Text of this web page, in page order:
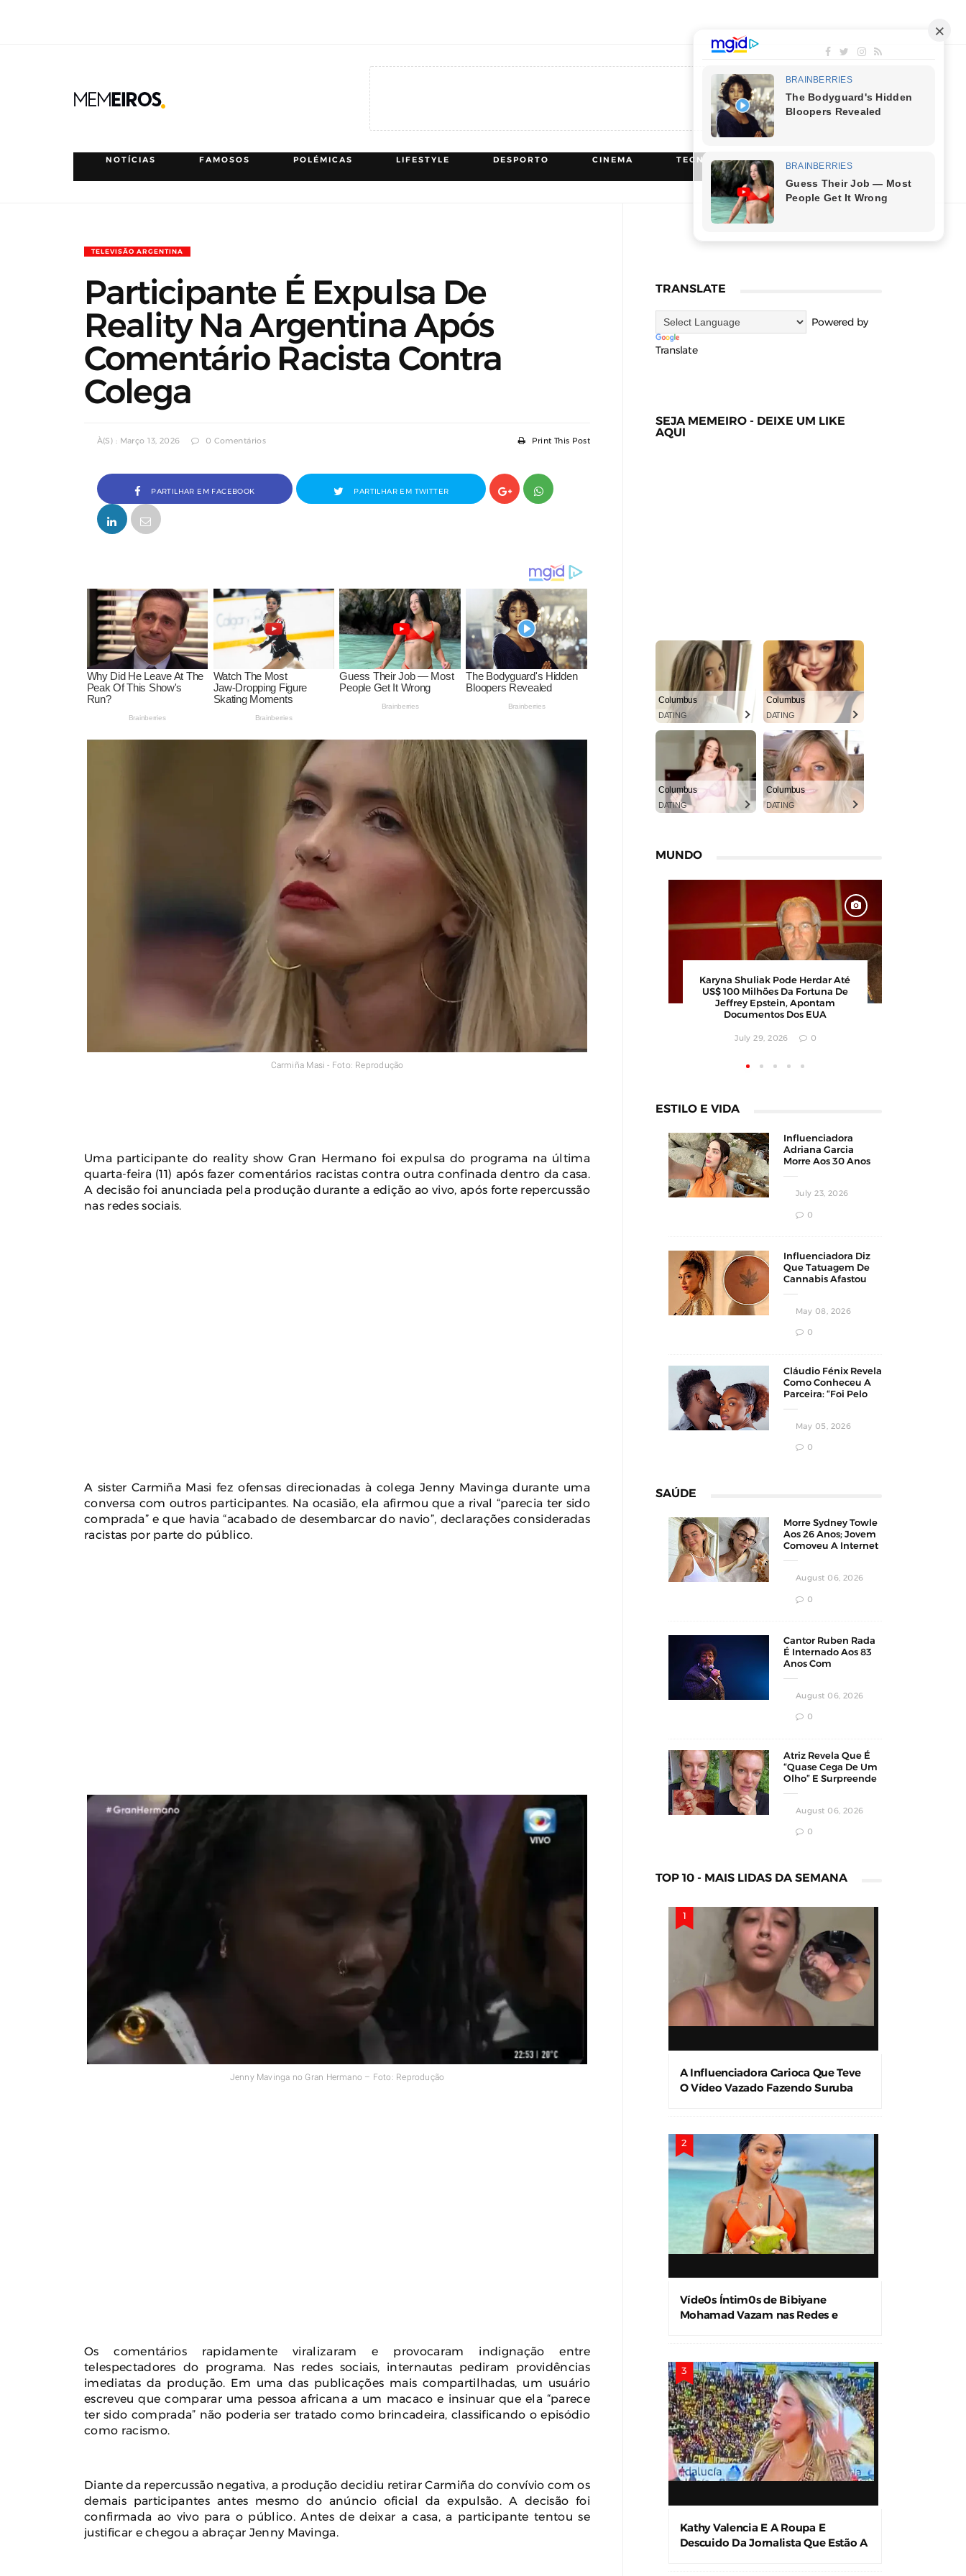
NOTÍCIAS FAMOSOS POLÉMICAS LIFESTYLE DESPORTO CINEMA TECNOLOGIA
TELEVISÃO ARGENTINA
Participante É Expulsa De
Reality Na Argentina Após
Comentário Racista Contra
Colega
À(s) : Março 13, 2026 0 Comentários Print This Post
PARTILHAR EM FACEBOOK PARTILHAR EM TWITTER
Carmiña Masi - Foto: Reprodução
Uma participante do reality show Gran Hermano foi expulsa do programa na última
quarta-feira (11) após fazer comentários racistas contra outra confinada dentro da casa.
A decisão foi anunciada pela produção durante a edição ao vivo, após forte repercussão
nas redes sociais.
A sister Carmiña Masi fez ofensas direcionadas à colega Jenny Mavinga durante uma
conversa com outros participantes. Na ocasião, ela afirmou que a rival “parecia ter sido
comprada” e que havia “acabado de desembarcar do navio”, declarações consideradas
racistas por parte do público.
Jenny Mavinga no Gran Hermano – Foto: Reprodução
Os comentários rapidamente viralizaram e provocaram indignação entre
telespectadores do programa. Nas redes sociais, internautas pediram providências
imediatas da produção. Em uma das publicações mais compartilhadas, um usuário
escreveu que comparar uma pessoa africana a um macaco e insinuar que ela “parece
ter sido comprada” não poderia ser tratado como brincadeira, classificando o episódio
como racismo.
Diante da repercussão negativa, a produção decidiu retirar Carmiña do convívio com os
demais participantes antes mesmo do anúncio oficial da expulsão. A decisão foi
confirmada ao vivo para o público. Antes de deixar a casa, a participante tentou se
justificar e chegou a abraçar Jenny Mavinga.
TRANSLATE
Powered by
Translate
SEJA MEMEIRO - DEIXE UM LIKE
AQUI
Columbus
DATING
Columbus
DATING
Columbus
DATING
Columbus
DATING
MUNDO
Calor Extremo Na Coreia Do Sul
Faz 16 Mortes Com Temperaturas
Próximas Dos 42ºC
Polícia Investiga Morte De
Modelo Encontrada Em Mala
Após Viagem Pela Europa
ESTILO E VIDA
Influenciadora
Adriana Garcia
Morre Aos 30 Anos
Estético
July 23, 2026
0
Influenciadora Diz
Que Tatuagem De
Cannabis Afastou
May 08, 2026
0
Cláudio Fénix Revela
Como Conheceu A
Parceira: “Foi Pelo
May 05, 2026
0
SAÚDE
Morre Sydney Towle
Aos 26 Anos; Jovem
Comoveu A Internet
Câncer
August 06, 2026
0
Cantor Ruben Rada
É Internado Aos 83
Anos Com
August 06, 2026
0
Atriz Revela Que É
“Quase Cega De Um
Olho” E Surpreende
August 06, 2026
0
TOP 10 - MAIS LIDAS DA SEMANA
A Influenciadora Carioca Que Teve
O Vídeo Vazado Fazendo Suruba
Víde0s Íntim0s de Bibiyane
Mohamad Vazam nas Redes e
Kathy Valencia E A Roupa E
Descuido Da Jornalista Que Estão A